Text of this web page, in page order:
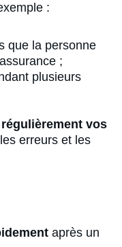
:
que la personne
;
plusieurs
vos
erreurs et les
après un